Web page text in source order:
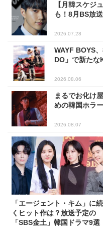
【月韓スケジ
も！8月BS放
2026.07.28
WAYF BOYS
DO」で新たな
2026.08.06
まるでお化け
めの韓国ホラ
2026.08.07
「エージェント・キム」に続
くヒット作は？放送予定の
「SBS金土」韓国ドラマ9選